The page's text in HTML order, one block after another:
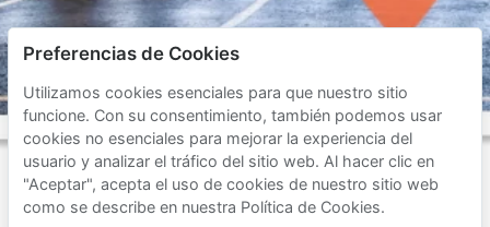
Preferencias de Cookies
Utilizamos cookies esenciales para que nuestro sitio
funcione. Con su consentimiento, también podemos usar
cookies no esenciales para mejorar la experiencia del
usuario y analizar el tráfico del sitio web. Al hacer clic en
"Aceptar", acepta el uso de cookies de nuestro sitio web
como se describe en nuestra Política de Cookies.